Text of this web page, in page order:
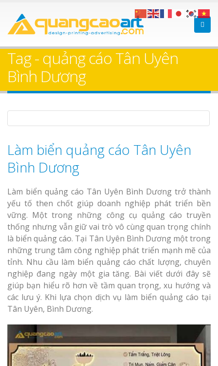
Tag - quảng cáo Tân Uyên
Bình Dương
Làm biển quảng cáo Tân Uyên
Bình Dương
Làm biển quảng cáo Tân Uyên Bình Dương trở thành
yếu tố then chốt giúp doanh nghiệp phát triển bền
vững. Một trong những công cụ quảng cáo truyền
thống nhưng vẫn giữ vai trò vô cùng quan trọng chính
là biển quảng cáo. Tại Tân Uyên Bình Dương một trong
những trung tâm công nghiệp phát triển mạnh mẽ của
tỉnh. Nhu cầu làm biển quảng cáo chất lượng, chuyên
nghiệp đang ngày một gia tăng. Bài viết dưới đây sẽ
giúp bạn hiểu rõ hơn về tầm quan trọng, xu hướng và
các lưu ý. Khi lựa chọn dịch vụ làm biển quảng cáo tại
Tân Uyên, Bình Dương.
Làm bảng hiệu gỗ tại
theo yêu cầu
Làm bảng hiệu gỗ tại
Biên Hòa
Làm bảng hiệu gỗ tại
Nghệ An
Làm Biển
Dương
Thi công
cáo Thuận
Dương
Làm biển
tóc Thuận An
Thi công